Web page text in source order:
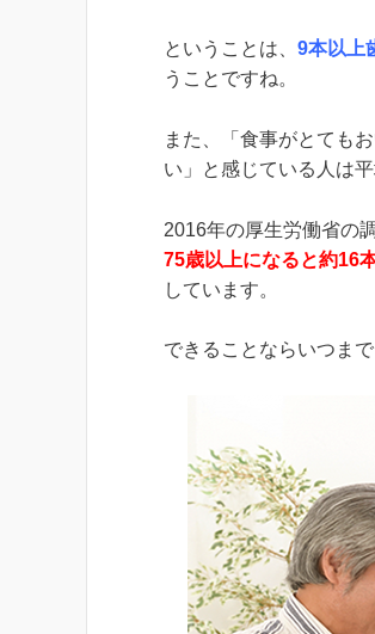
ということは、 9本以上
うことですね。
また、「食事がとても
い」と感じている人は
2016年の厚生労働省の
75歳以上になると約16
しています。
できることならいつま